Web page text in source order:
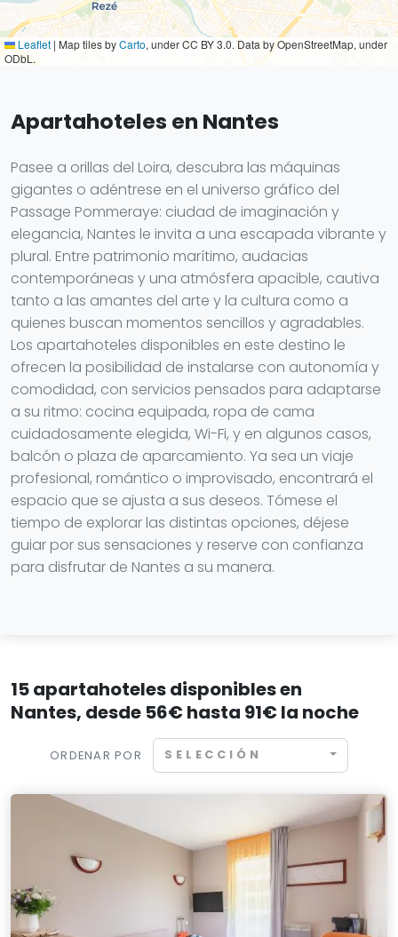
Leaflet | Map tiles byCarto, under CC BY 3.0. Data by OpenStreetMap, under
ODbL.
Apartahoteles en Nantes
Pasee a orillas del Loira, descubra las máquinas
gigantes o adéntrese en el universo gráfico del
Passage Pommeraye: ciudad de imaginación y
elegancia, Nantes le invita a una escapada vibrante y
plural. Entre patrimonio marítimo, audacias
contemporáneas y una atmósfera apacible, cautiva
tanto a las amantes del arte y la cultura como a
quienes buscan momentos sencillos y agradables.
Los apartahoteles disponibles en este destino le
ofrecen la posibilidad de instalarse con autonomía y
comodidad, con servicios pensados para adaptarse
a su ritmo: cocina equipada, ropa de cama
cuidadosamente elegida, Wi-Fi, y en algunos casos,
balcón o plaza de aparcamiento. Ya sea un viaje
profesional, romántico o improvisado, encontrará el
espacio que se ajusta a sus deseos. Tómese el
tiempo de explorar las distintas opciones, déjese
guiar por sus sensaciones y reserve con confianza
para disfrutar de Nantes a su manera.
15 apartahoteles disponibles en
Nantes, desde 56€ hasta 91€ la noche
ORDENAR POR SELECCIÓN